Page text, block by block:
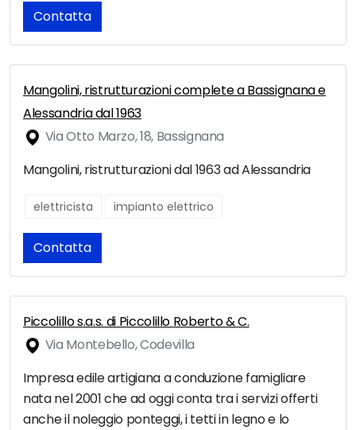
Contatta
Mangolini, ristrutturazioni complete a Bassignana e
Alessandria dal 1963
Via Otto Marzo, 18, Bassignana
Mangolini, ristrutturazioni dal 1963 ad Alessandria
elettricista impianto elettrico
Contatta
Piccolillo s.a.s. di Piccolillo Roberto & C.
Via Montebello, Codevilla
Impresa edile artigiana a conduzione famigliare
nata nel 2001 che ad oggi conta tra i servizi offerti
anche il noleggio ponteggi, i tetti in legno e lo